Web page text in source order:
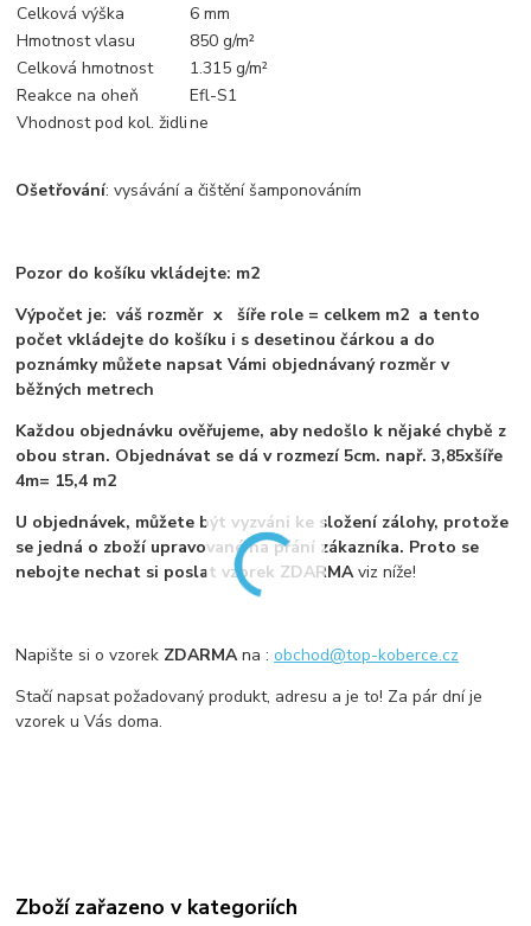
Celková výška
6 mm
Hmotnost vlasu
850 g/m²
Celková hmotnost
1.315 g/m²
Reakce na oheň
Efl-S1
Vhodnost pod kol. židline
Ošetřování: vysávání a čištění šamponováním
Pozor do košíku vkládejte: m2
Výpočet je: váš rozměr x šíře role = celkem m2 a tento
počet vkládejte do košíku i s desetinou čárkou a do
poznámky můžete napsat Vámi objednávaný rozměr v
běžných metrech
Každou objednávku ověřujeme, aby nedošlo k nějaké chybě z
obou stran. Objednávat se dá v rozmezí 5cm. např. 3,85xšíře
4m= 15,4 m2
U objednávek, můžete být vyzváni ke složení zálohy, protože
se jedná o zboží upravované na přání zákazníka. Proto se
nebojte nechat si poslat vzorek ZDARMAviz níže!
Napište si o vzorek ZDARMAna :obchod@top-koberce.cz
Stačí napsat požadovaný produkt, adresu a je to! Za pár dní je
vzorek u Vás doma.
Zboží zařazeno v kategoriích